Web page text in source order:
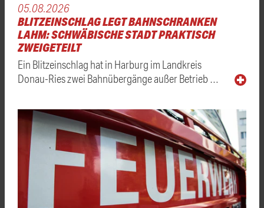
05.08.2026
BLITZEINSCHLAG LEGT BAHNSCHRANKEN
LAHM: SCHWÄBISCHE STADT PRAKTISCH
ZWEIGETEILT
Ein Blitzeinschlag hat in Harburg im Landkreis
Donau-Ries zwei Bahnübergänge außer Betrieb …